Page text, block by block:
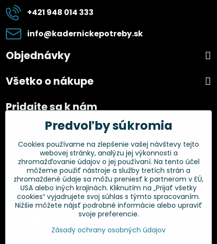
+421 948 014 333
info​@kadernickepotreby​.sk
Objednávky
Všetko o nákupe
Pridajte sa k nám
Facebook
Overené zákazníkmi
Predvoľby súkromia
Cookies používame na zlepšenie vašej návštevy tejto
webovej stránky, analýzu jej výkonnosti a
zhromažďovanie údajov o jej používaní. Na tento účel
môžeme použiť nástroje a služby tretích strán a
zhromaždené údaje sa môžu preniesť k partnerom v EÚ,
USA alebo iných krajinách. Kliknutím na „Prijať všetky
cookies“ vyjadrujete svoj súhlas s týmto spracovaním.
Nižšie môžete nájsť podrobné informácie alebo upraviť
svoje preferencie.
Zásady ochrany osobných údajov